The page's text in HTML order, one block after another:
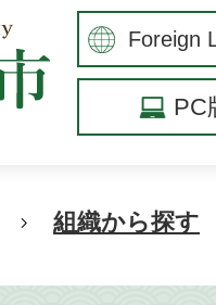
PC
組織から探す